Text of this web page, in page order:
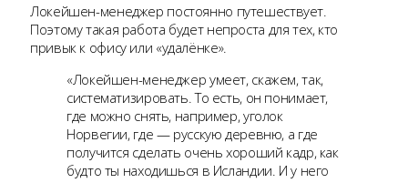
Локейшен-менеджер постоянно путешествует.
Поэтому такая работа будет непроста для тех, кто
привык к офису или «удалёнке».
«Локейшен-менеджер умеет, скажем, так,
систематизировать. То есть, он понимает,
где можно снять, например, уголок
Норвегии, где — русскую деревню, а где
получится сделать очень хороший кадр, как
будто ты находишься в Исландии. И у него